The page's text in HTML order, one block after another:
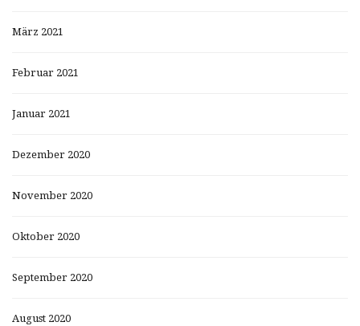
März 2021
Februar 2021
Januar 2021
Dezember 2020
November 2020
Oktober 2020
September 2020
August 2020